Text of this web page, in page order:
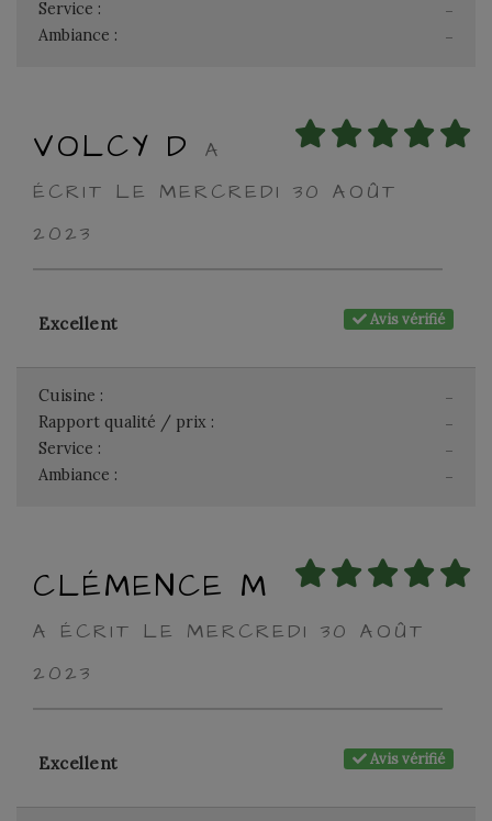
-
Service :
-
Ambiance :
VOLCY D
A
ÉCRIT LE MERCREDI 30 AOÛT
2023
Avis vérifié
Excellent
-
Cuisine :
-
Rapport qualité / prix :
-
Service :
-
Ambiance :
CLÉMENCE M
A ÉCRIT LE MERCREDI 30 AOÛT
2023
Avis vérifié
Excellent